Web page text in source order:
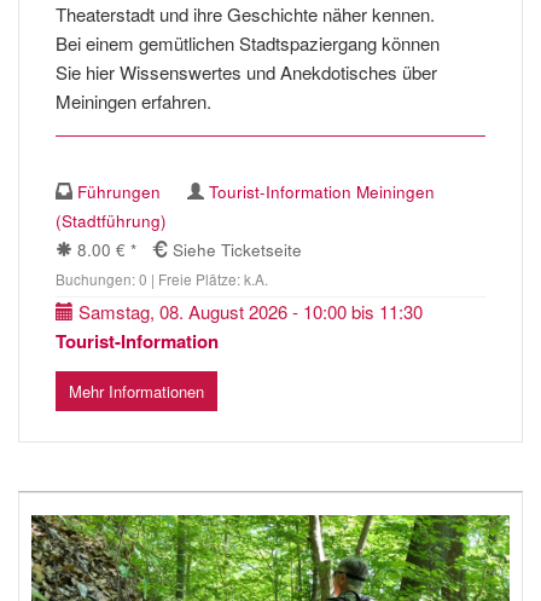
Theaterstadt und ihre Geschichte näher kennen.
Bei einem gemütlichen Stadtspaziergang können
Sie hier Wissenswertes und Anekdotisches über
Meiningen erfahren.
Führungen
Tourist-Information Meiningen
(Stadtführung)
8.00 € *
Siehe Ticketseite
Buchungen: 0 | Freie Plätze: k.A.
Samstag, 08. August 2026 - 10:00 bis 11:30
Tourist-Information
Mehr Informationen